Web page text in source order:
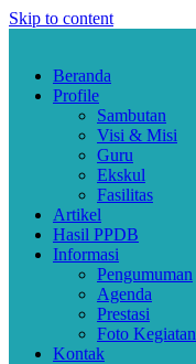
Skip to content
Beranda
Profile
Sambutan
Visi & Misi
Guru
Ekskul
Fasilitas
Artikel
Hasil PPDB
Informasi
Pengumuman
Agenda
Prestasi
Foto Kegiatan
Kontak